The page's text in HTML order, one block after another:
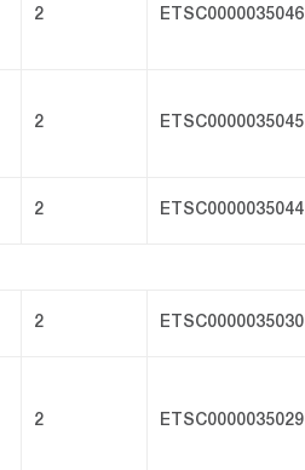
2 ETSC0000035046
2 ETSC0000035045
2 ETSC0000035044
2 ETSC0000035030
2 ETSC0000035029